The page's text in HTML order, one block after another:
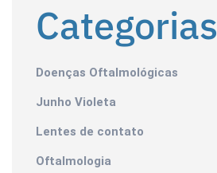
Categorias
Doenças Oftalmológicas
Junho Violeta
Lentes de contato
Oftalmologia